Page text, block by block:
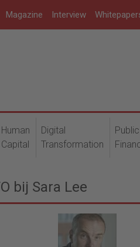
Magazine Interview
Human
Capital
Digital
Transformation
Public
bij Sara Lee